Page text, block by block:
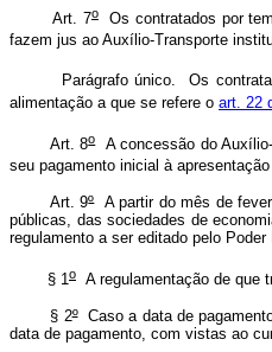
Art. 7oOs contratados por
fazem jus ao Auxílio-Transporte
Parágrafo único. Os
alimentação a que se refere o art. 22
Art. 8oA concessão do Auxílio-
seu pagamento inicial à
Art. 9ºA partir do mês de
públicas, das sociedades de
regulamento a ser editado pelo
§ 1o A regulamentação de que
§ 2ºCaso a data de
data de pagamento, com vistas ao